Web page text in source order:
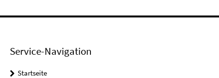
Service-Navigation
Startseite